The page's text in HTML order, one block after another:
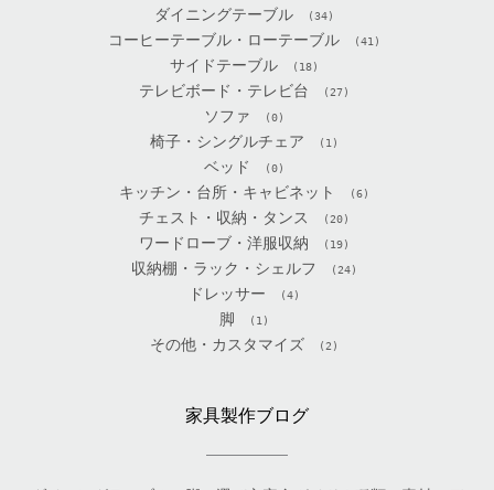
ダイニングテーブル (34)
コーヒーテーブル・ローテーブル (41)
サイドテーブル (18)
テレビボード・テレビ台 (27)
ソファ (0)
椅子・シングルチェア (1)
ベッド (0)
キッチン・台所・キャビネット (6)
チェスト・収納・タンス (20)
ワードローブ・洋服収納 (19)
収納棚・ラック・シェルフ (24)
ドレッサー (4)
脚 (1)
その他・カスタマイズ (2)
家具製作ブログ